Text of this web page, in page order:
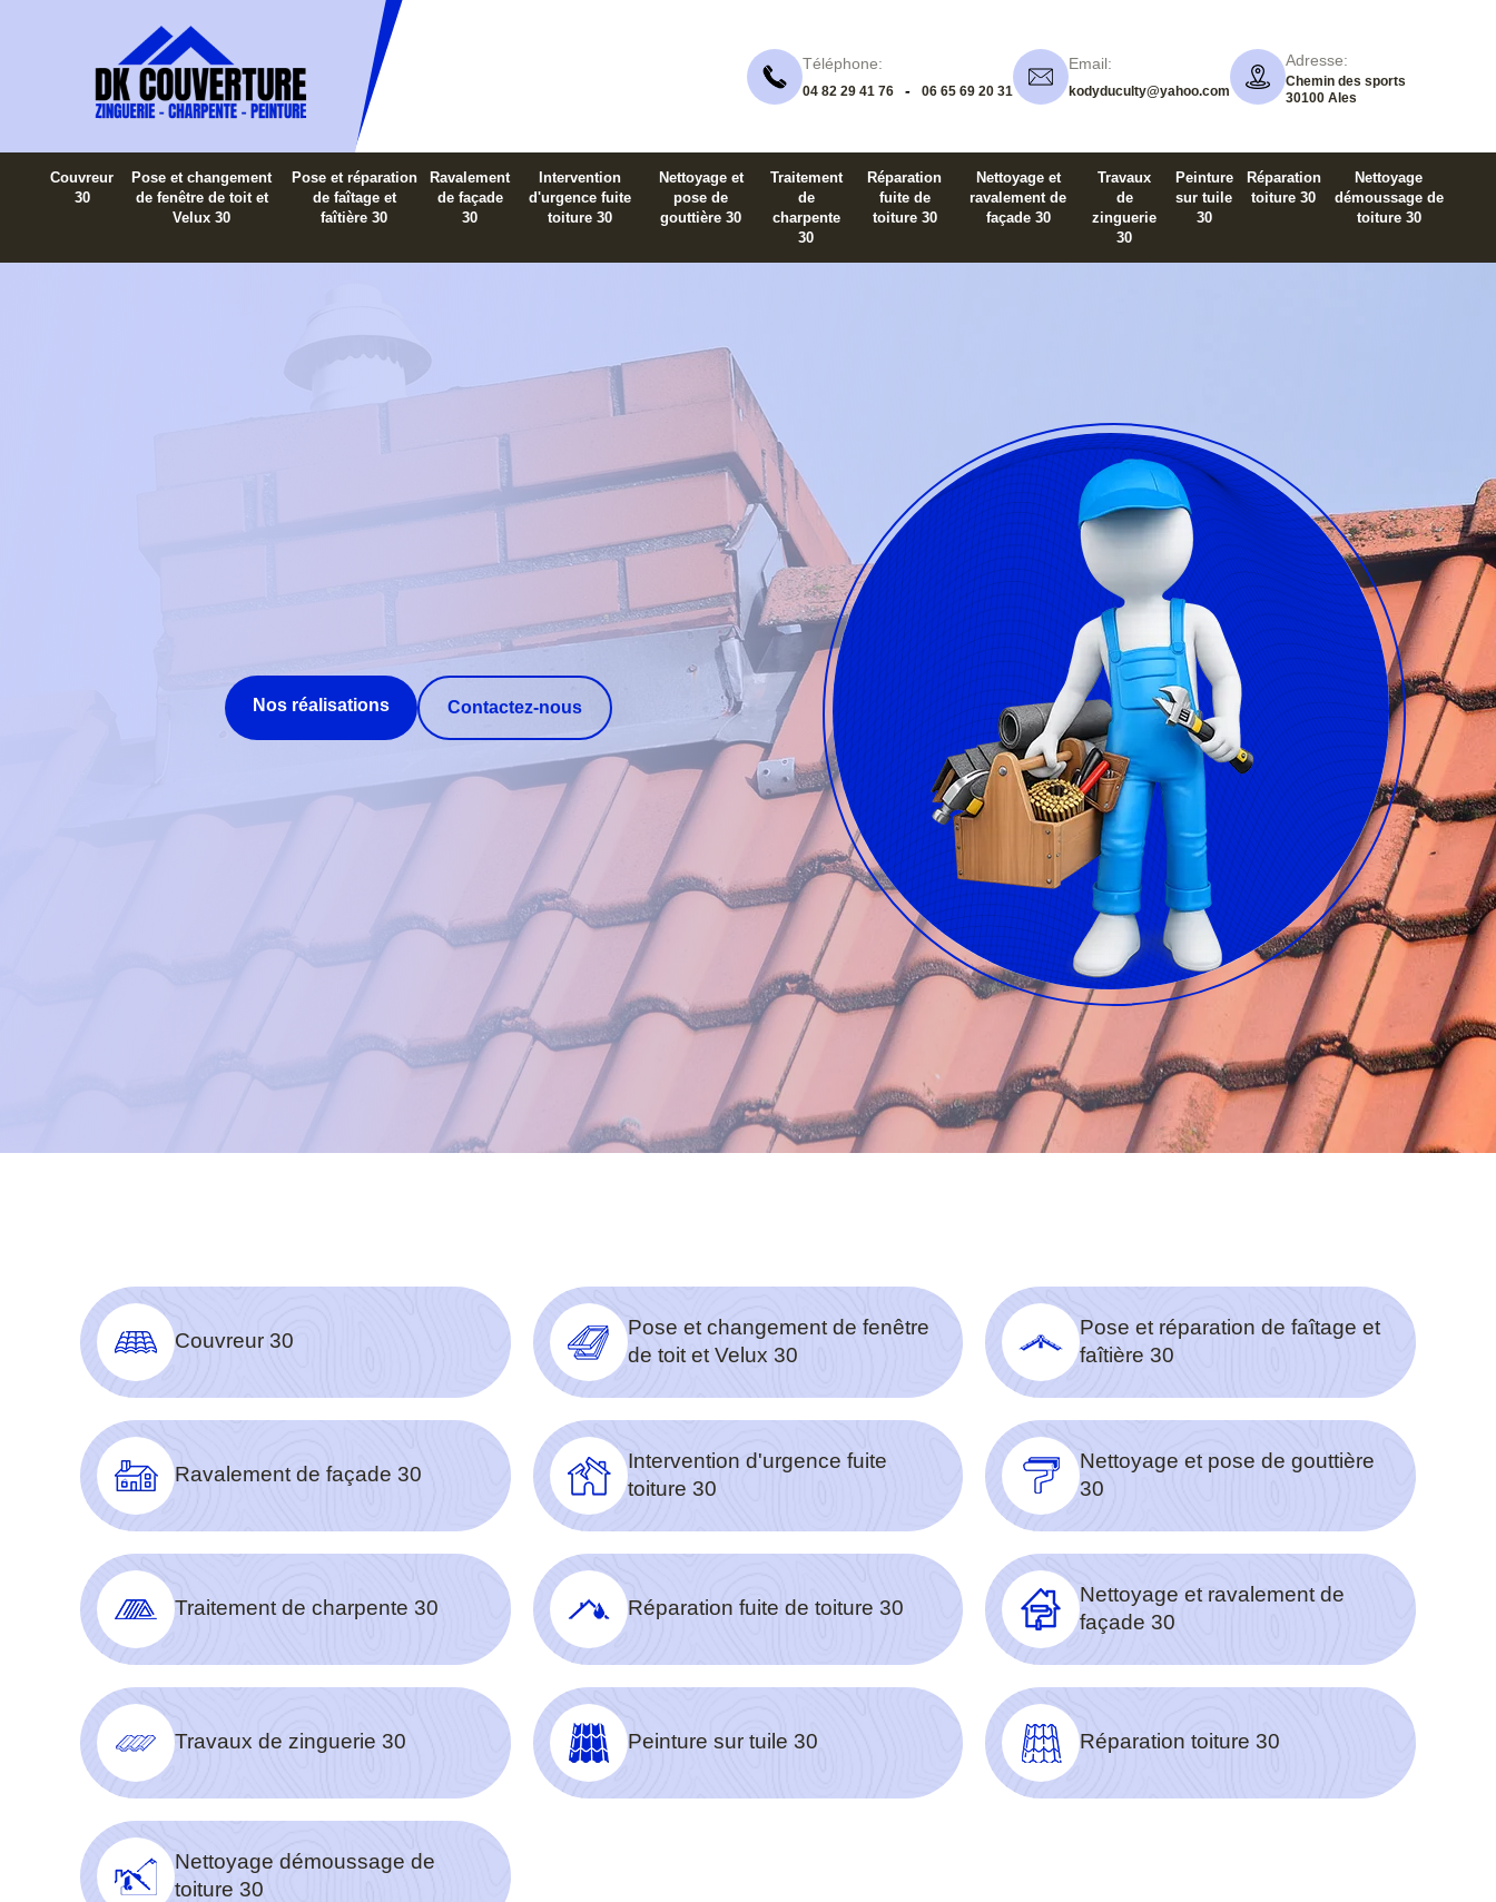
Téléphone:
04 82 29 41 76 - 06 65 69 20 31
Email:
kodyduculty@yahoo.com
Adresse:
Chemin des sports
30100 Ales
Couvreur
30
Pose et changement
de fenêtre de toit et
Velux 30
Pose et réparation
de faîtage et
faîtière 30
Ravalement
de façade
30
Intervention
d'urgence fuite
toiture 30
Nettoyage et
pose de
gouttière 30
Traitement
de
charpente
30
Réparation
fuite de
toiture 30
Nettoyage et
ravalement de
façade 30
Travaux
de
zinguerie
30
Peinture
sur tuile
30
Réparation
toiture 30
Nettoyage
démoussage de
toiture 30
Nos réalisations Contactez-nous
Couvreur 30
Pose et changement de fenêtre
de toit et Velux 30
Pose et réparation de faîtage et
faîtière 30
Ravalement de façade 30
Intervention d'urgence fuite
toiture 30
Nettoyage et pose de gouttière
30
Traitement de charpente 30 Réparation fuite de toiture 30
Nettoyage et ravalement de
façade 30
Travaux de zinguerie 30 Peinture sur tuile 30 Réparation toiture 30
Nettoyage démoussage de
toiture 30